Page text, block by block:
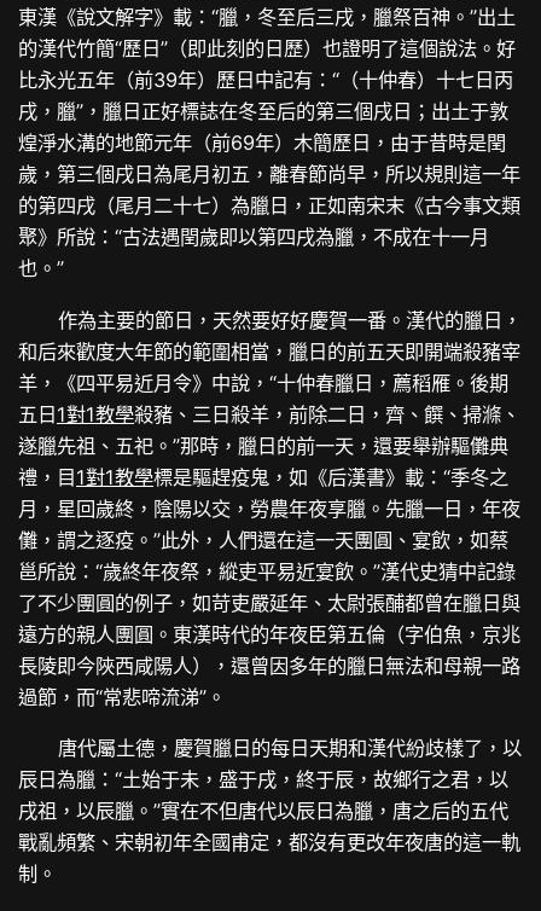
東漢《說文解字》載：“臘，冬至后三戌，臘祭百神。”出土
的漢代竹簡“歷日”（即此刻的日歷）也證明了這個說法。好
比永光五年（前39年）歷日中記有：“（十仲春）十七日丙
戌，臘”，臘日正好標誌在冬至后的第三個戌日；出土于敦
煌淨水溝的地節元年（前69年）木簡歷日，由于昔時是閏
歲，第三個戌日為尾月初五，離春節尚早，所以規則這一年
的第四戌（尾月二十七）為臘日，正如南宋末《古今事文類
聚》所說：“古法遇閏歲即以第四戌為臘，不成在十一月
也。”
作為主要的節日，天然要好好慶賀一番。漢代的臘日，
和后來歡度大年節的範圍相當，臘日的前五天即開端殺豬宰
羊，《四平易近月令》中說，“十仲春臘日，薦稻雁。後期
五日1對1教學殺豬、三日殺羊，前除二日，齊、饌、掃滌、
遂臘先祖、五祀。”那時，臘日的前一天，還要舉辦驅儺典
禮，目1對1教學標是驅趕疫鬼，如《后漢書》載：“季冬之
月，星回歲終，陰陽以交，勞農年夜享臘。先臘一日，年夜
儺，謂之逐疫。”此外，人們還在這一天團圓、宴飲，如蔡
邕所說：“歲終年夜祭，縱吏平易近宴飲。”漢代史猜中記錄
了不少團圓的例子，如苛吏嚴延年、太尉張酺都曾在臘日與
遠方的親人團圓。東漢時代的年夜臣第五倫（字伯魚，京兆
長陵即今陜西咸陽人），還曾因多年的臘日無法和母親一路
過節，而“常悲啼流涕”。
唐代屬土德，慶賀臘日的每日天期和漢代紛歧樣了，以
辰日為臘：“土始于未，盛于戌，終于辰，故鄉行之君，以
戌祖，以辰臘。”實在不但唐代以辰日為臘，唐之后的五代
戰亂頻繁、宋朝初年全國甫定，都沒有更改年夜唐的這一軌
制。